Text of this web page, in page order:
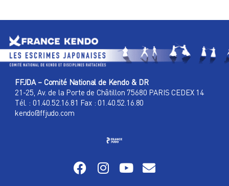
FFJDA – Comité National de Kendo & DR
21-25, Av. de la Porte de Châtillon 75680 PARIS CEDEX 14
Tél. : 01.40.52.16.81 Fax : 01.40.52.16.80
kendo@ffjudo.com